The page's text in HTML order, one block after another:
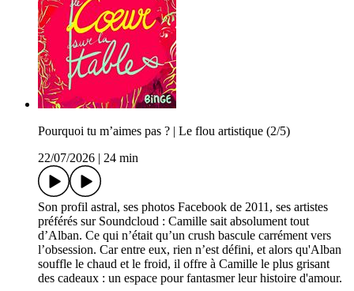
Pourquoi tu m’aimes pas ? | Le flou artistique (2/5)
22/07/2026
24 min
Son profil astral, ses photos Facebook de 2011, ses artistes
préférés sur Soundcloud : Camille sait absolument tout
d’Alban. Ce qui n’était qu’un crush bascule carrément vers
l’obsession. Car entre eux, rien n’est défini, et alors qu'Alban
souffle le chaud et le froid, il offre à Camille le plus grisant
des cadeaux : un espace pour fantasmer leur histoire d'amour.